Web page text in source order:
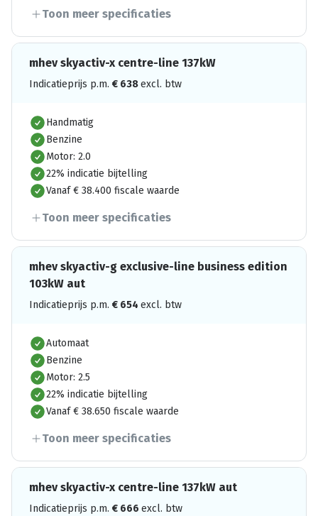
Toon meer specificaties
mhev skyactiv-x centre-line 137kW
Indicatieprijs p.m. € 638excl. btw
Handmatig
Benzine
Motor: 2.0
22% indicatie bijtelling
Vanaf € 38.400 fiscale waarde
Toon meer specificaties
mhev skyactiv-g exclusive-line business edition
103kW aut
Indicatieprijs p.m. € 654 excl. btw
Automaat
Benzine
Motor: 2.5
22% indicatie bijtelling
Vanaf € 38.650 fiscale waarde
Toon meer specificaties
mhev skyactiv-x centre-line 137kW aut
Indicatieprijs p.m. € 666 excl. btw